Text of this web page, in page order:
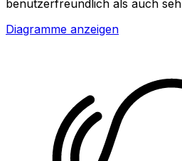
benutzerfreundlich als auch
Diagramme anzeigen